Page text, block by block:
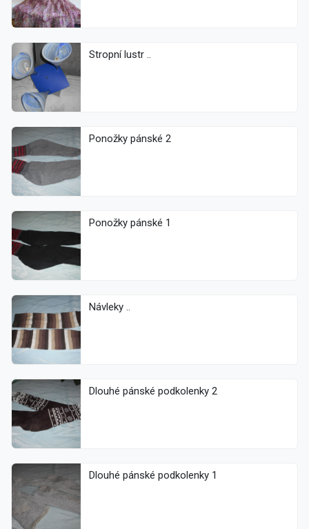
Stropní lustr ..
Ponožky pánské 2
Ponožky pánské 1
Návleky ..
Dlouhé pánské podkolenky 2
Dlouhé pánské podkolenky 1